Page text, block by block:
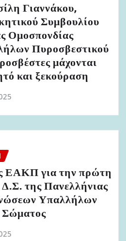
Γιαννάκου,
Συμβουλίου
Ομοσπονδίας
Πυροσβεστικού
μάχονται
και ξεκούραση
ΕΑΚΠ για την πρώτη
της Πανελλήνιας
Υπαλλήλων